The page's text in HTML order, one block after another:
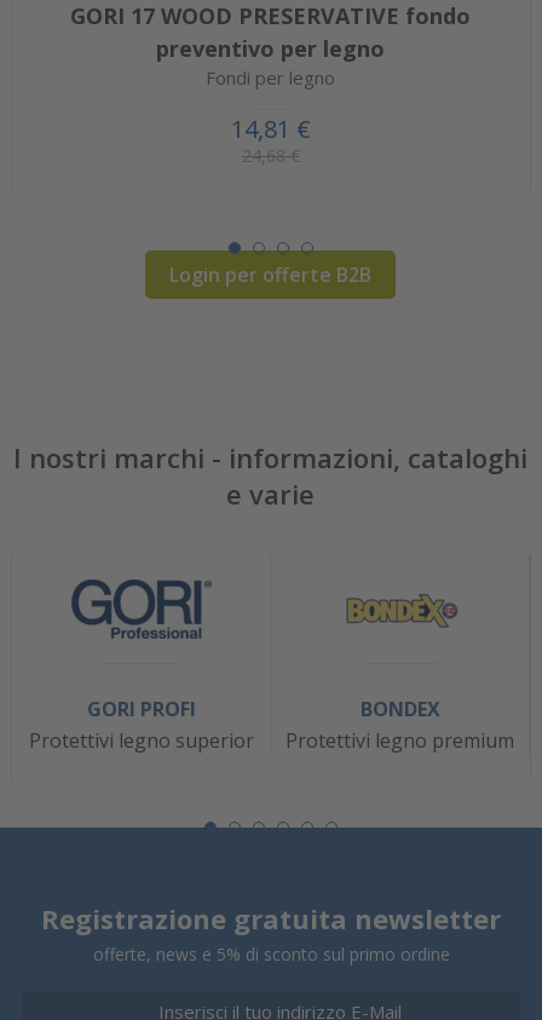
GORI 17 WOOD PRESERVATIVE fondo
preventivo per legno
Fondi per legno
14,81 €
24,68 €
Login per offerte B2B
I nostri marchi - informazioni, cataloghi
e varie
GORI PROFI
Protettivi legno superior
BONDEX
Protettivi legno premium
Registrazione gratuita newsletter
offerte, news e 5% di sconto sul primo ordine